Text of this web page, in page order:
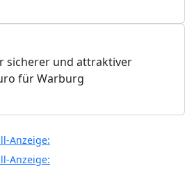
sicherer und attraktiver
für Warburg